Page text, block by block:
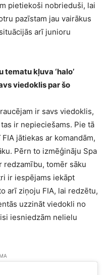
pietiekoši nobrieduši, lai
pazīstam jau vairākus
arī junioru
kļuva ‘halo’
viedoklis par šo
ir savs viedoklis,
ir nepieciešams. Pie tā
jātiekas ar komandām,
Pērn to izmēģināju Spa
redzamību, tomēr sāku
ir iespējams iekāpt
arī ziņoju FIA, lai redzētu,
uzzināt viedokli no
iesniedzām nelielu